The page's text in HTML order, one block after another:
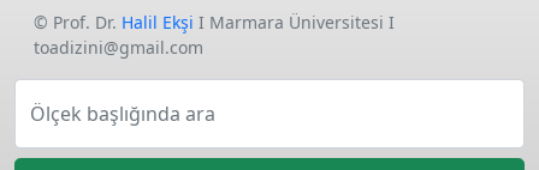
© Prof. Dr. Halil Ekşi I Marmara Üniversitesi I
toadizini@gmail.com
Ölçek başlığında ara